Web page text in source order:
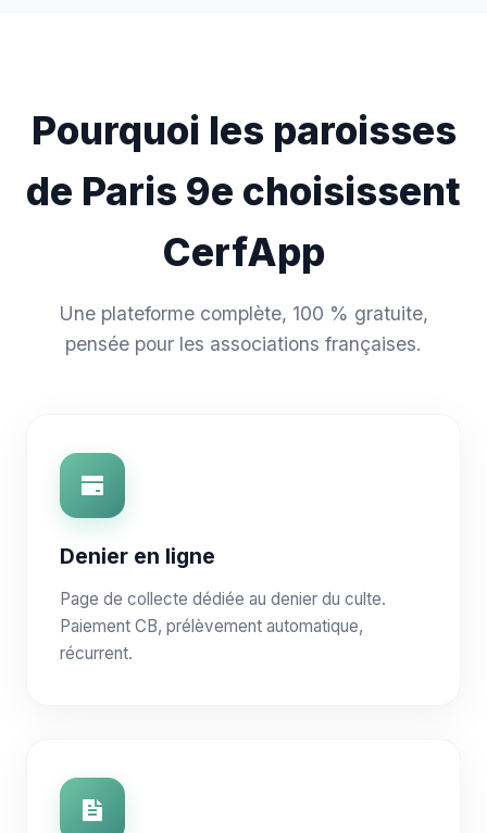
Pourquoi les paroisses
de Paris 9e choisissent
CerfApp
Une plateforme complète, 100 % gratuite,
pensée pour les associations françaises.
Denier en ligne
Page de collecte dédiée au denier du culte.
Paiement CB, prélèvement automatique,
récurrent.